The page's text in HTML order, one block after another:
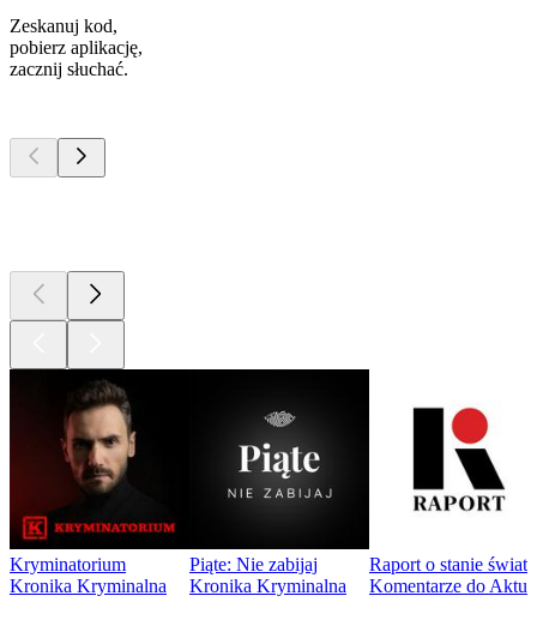
Zeskanuj kod,
pobierz aplikację,
zacznij słuchać.
Kryminatorium
Kronika Kryminalna
Piąte: Nie zabijaj
Kronika Kryminalna
Raport o stanie
Komentarze do